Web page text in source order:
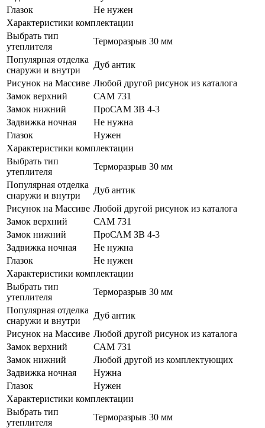
Глазок
Не нужен
Характеристики комплектации
Выбрать тип
утеплителя
Терморазрыв 30 мм
Популярная отделка
снаружи и внутри
Дуб антик
Рисунок на Массиве Любой другой рисунок из каталога
Замок верхний
САМ 731
Замок нижний
ПроСАМ ЗВ 4-3
Задвижка ночная
Не нужна
Глазок
Нужен
Характеристики комплектации
Выбрать тип
утеплителя
Терморазрыв 30 мм
Популярная отделка
снаружи и внутри
Дуб антик
Рисунок на Массиве Любой другой рисунок из каталога
Замок верхний
САМ 731
Замок нижний
ПроСАМ ЗВ 4-3
Задвижка ночная
Не нужна
Глазок
Не нужен
Характеристики комплектации
Выбрать тип
утеплителя
Терморазрыв 30 мм
Популярная отделка
снаружи и внутри
Дуб антик
Рисунок на Массиве Любой другой рисунок из каталога
Замок верхний
САМ 731
Замок нижний
Любой другой из комплектующих
Задвижка ночная
Нужна
Глазок
Нужен
Характеристики комплектации
Выбрать тип
утеплителя
Терморазрыв 30 мм